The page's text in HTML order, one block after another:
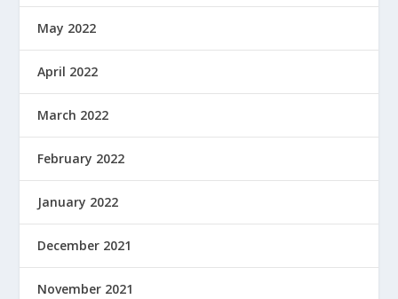
May 2022
April 2022
March 2022
February 2022
January 2022
December 2021
November 2021